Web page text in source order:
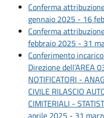
Conferma
gennaio 2025 - 16
Conferma
febbraio 2025 - 31
Conferimento
Direzione dell’AREA
NOTIFICATORI -
CIVILE RILASCIO
CIMITERIALI -
aprile 2025 - 31